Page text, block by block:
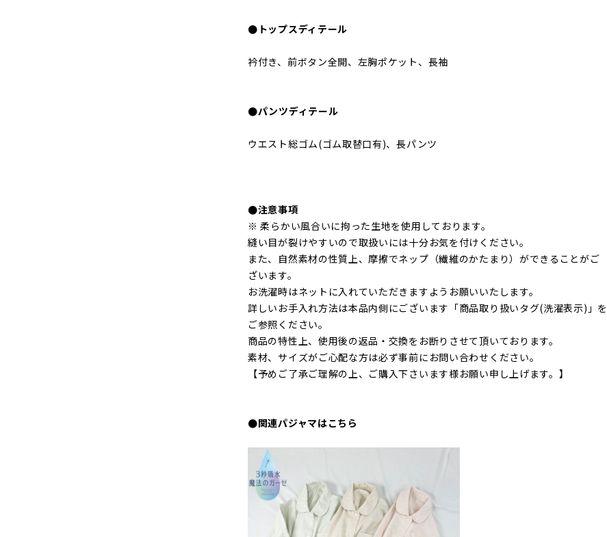
●トップスディテール
衿付き、前ボタン全開、左胸ポケット、長袖
●パンツディテール
ウエスト総ゴム(ゴム取替口有)、長パンツ
●注意事項
※ 柔らかい風合いに拘った生地を使用しております。
縫い目が裂けやすいので取扱いには十分お気を付けください。
また、自然素材の性質上、摩擦でネップ（繊維のかたまり）ができることがご
ざいます。
お洗濯時はネットに入れていただきますようお願いいたします。
詳しいお手入れ方法は本品内側にございます「商品取り扱いタグ(洗濯表示)」を
ご参照ください。
商品の特性上、使用後の返品・交換をお断りさせて頂いております。
素材、サイズがご心配な方は必ず事前にお問い合わせください。
【予めご了承ご理解の上、ご購入下さいます様お願い申し上げます。】
●関連パジャマはこちら